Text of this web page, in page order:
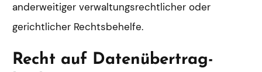
anderweitiger verwaltungsrechtlicher oder
gerichtlicher Rechtsbehelfe.
Recht auf Daten­übertrag­